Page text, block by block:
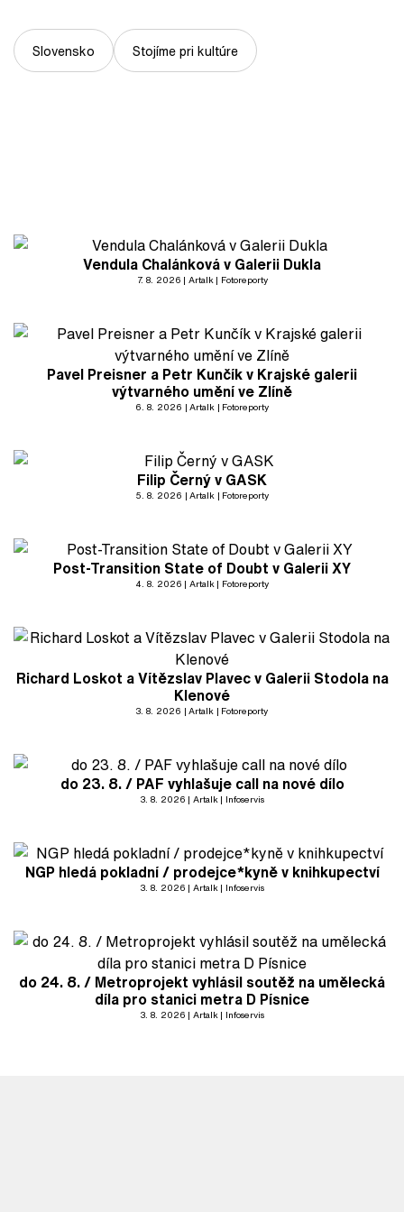
Slovensko Stojíme pri kultúre
Vendula Chalánková v Galerii Dukla
7. 8. 2026 Artalk Fotoreporty
Pavel Preisner a Petr Kunčík v Krajské galerii
výtvarného umění ve Zlíně
6. 8. 2026 Artalk Fotoreporty
Filip Černý v GASK
5. 8. 2026 Artalk Fotoreporty
Post-Transition State of Doubt v Galerii XY
4. 8. 2026 Artalk Fotoreporty
Richard Loskot a Vítězslav Plavec v Galerii Stodola na
Klenové
3. 8. 2026 Artalk Fotoreporty
do 23. 8. / PAF vyhlašuje call na nové dílo
3. 8. 2026 Artalk Infoservis
NGP hledá pokladní / prodejce*kyně v knihkupectví
3. 8. 2026 Artalk Infoservis
do 24. 8. / Metroprojekt vyhlásil soutěž na umělecká
díla pro stanici metra D Písnice
3. 8. 2026 Artalk Infoservis